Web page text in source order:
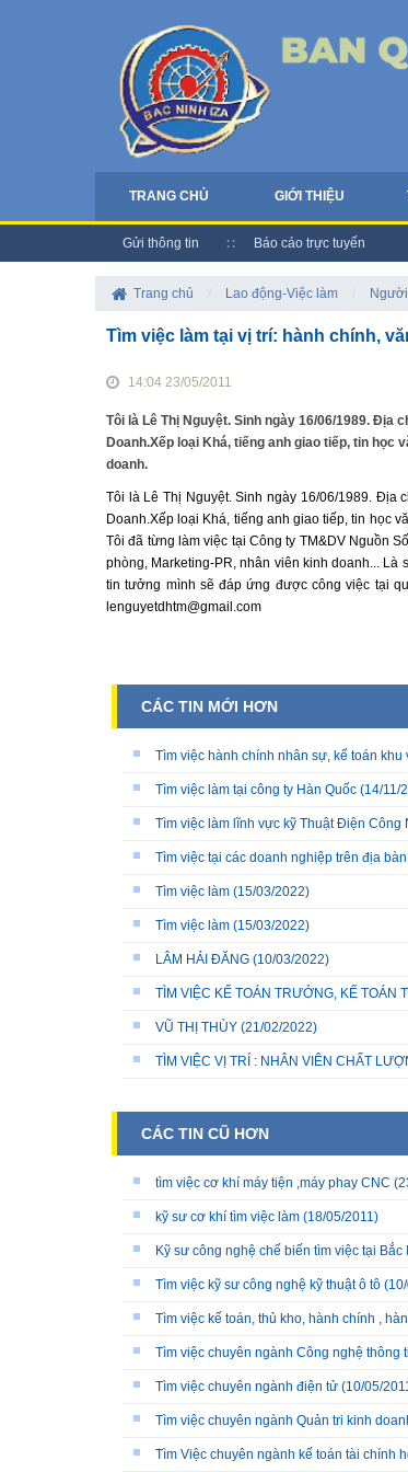
TRANG CHỦ GIỚI THIỆU
Gửi thông tin Báo cáo trực tuyến
Trang chủ Lao động-Việc làm
Tìm việc làm tại vị trí: hành chính,
14:04 23/05/2011
Tôi là Lê Thị Nguyệt. Sinh ngày 16/06/1989. Địa
Doanh.Xếp loại Khá, tiếng anh giao tiếp, tin
doanh.
Tôi là Lê Thị Nguyệt. Sinh ngày 16/06/1989. Địa
Doanh.Xếp loại Khá, tiếng anh giao tiếp, tin học
Tôi đã từng làm việc tại Công ty TM&DV Nguồn
phòng, Marketing-PR, nhân viên kinh doanh...
tin tưởng mình sẽ đáp ứng được công việc tại
lenguyetdhtm@gmail.com
CÁC TIN MỚI HƠN
Tìm việc hành chính nhân sự, kế toán
Tìm việc làm tại công ty Hàn Quốc (14/11/
Tìm việc làm lĩnh vực kỹ Thuật Điện Công
Tìm việc tại các doanh nghiệp trên địa
Tìm việc làm (15/03/2022)
Tìm việc làm (15/03/2022)
LÂM HẢI ĐĂNG (10/03/2022)
TÌM VIỆC KẾ TOÁN TRƯỞNG, KẾ TOÁN
VŨ THỊ THÙY (21/02/2022)
TÌM VIỆC VỊ TRÍ : NHÂN VIÊN CHẤT
CÁC TIN CŨ HƠN
tìm việc cơ khí máy tiện ,máy phay CNC
kỹ sư cơ khí tìm việc làm (18/05/2011)
Kỹ sư công nghệ chế biến tìm việc tại Bắc
Tìm việc kỹ sư công nghệ kỹ thuật ô tô
Tìm việc kế toán, thủ kho, hành chính ,
Tìm việc chuyên ngành Công nghệ thông
Tìm việc chuyên ngành điện tử (10/05/
Tìm việc chuyên ngành Quản tri kinh
Tìm Việc chuyên ngành kế toán tài chính